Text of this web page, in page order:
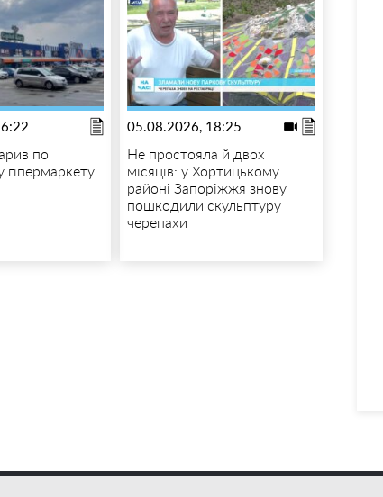
по
гіпермаркету
05.08.2026, 18:25
Не простояла й двох
місяців: у Хортицькому
районі Запоріжжя знову
пошкодили скульптуру
черепахи